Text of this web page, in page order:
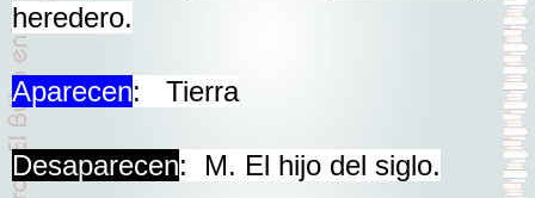
heredero.
Aparecen: Tierra
Desaparecen: M. El hijo del siglo.